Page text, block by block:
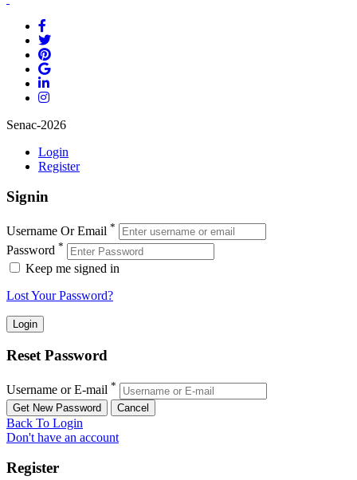
Senac-2026
Login
Register
Signin
Username Or Email *
Password *
Keep me signed in
Lost Your Password?
Reset Password
Username or E-mail *
Back To Login
Don't have an account
Register